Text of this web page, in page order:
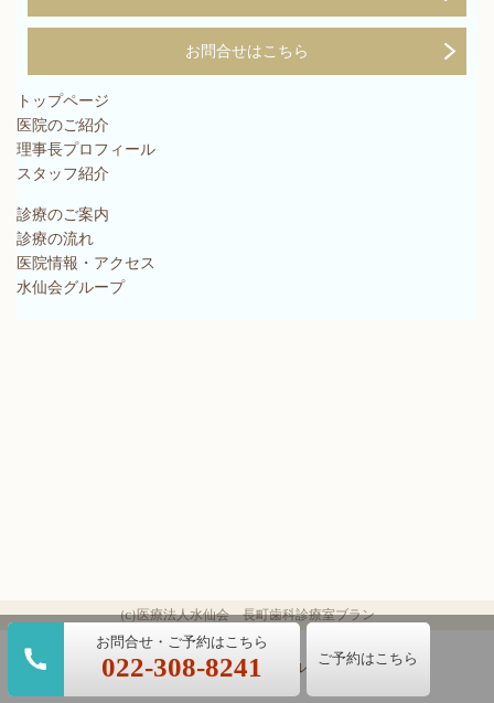
022-308-8241 ご予約はこちら
お問合せはこちら
トップページ
医院のご紹介
理事長プロフィール
スタッフ紹介
診療のご案内
診療の流れ
医院情報・アクセス
水仙会グループ
(c)医療法人水仙会 長町歯科診療室ブラン
パソコン｜モバイル